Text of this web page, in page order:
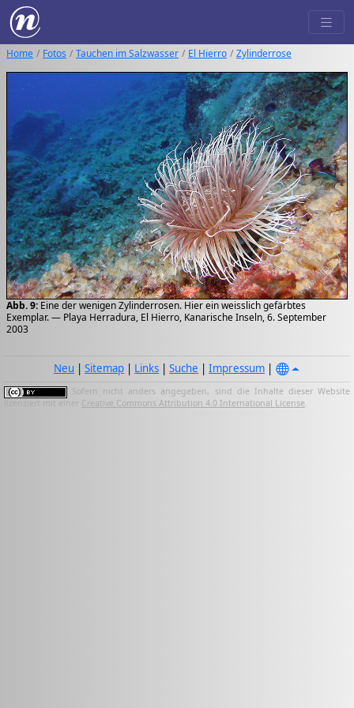
Home Fotos Tauchen im Salzwasser El Hierro Zylinderrose
Abb. 9: Eine der wenigen Zylinderrosen. Hier ein weisslich gefärbtes
Exemplar. — Playa Herradura, El Hierro, Kanarische Inseln, 6. September
2003
Neu |Sitemap | Links |Suche |Impressum |
Sofern nicht anders angegeben, sind die Inhalte dieser Website
lizenziert mit einer Creative Commons Attribution 4.0 International License.